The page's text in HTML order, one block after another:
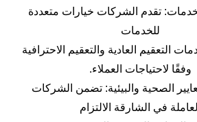
تقدم الشركات خيارات متعددة
للخدمات
التعقيم العادية والتعقيم الاحترافية
وفقًا لاحتياجات العملاء.
الصحية والبيئية: تضمن الشركات
العاملة في الشارقة الالتزام